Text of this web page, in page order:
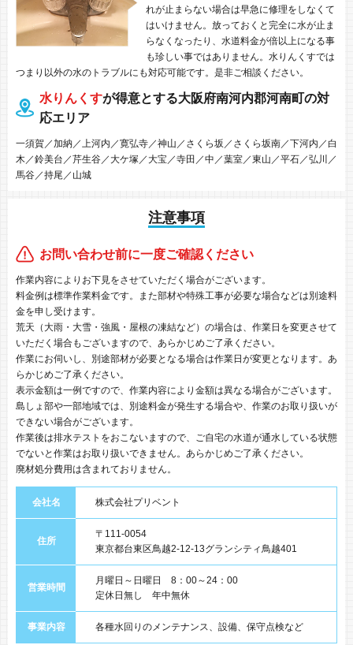
れが止まらない場合は早急に修理をしなくて
はいけません。放っておくと完全に水が止ま
らなくなったり、水道料金が倍以上になる事
も珍しい事ではありません。水りんくすでは
つまり以外の水のトラブルにも対応可能です。是非ご相談ください。
水りんくすが得意とする大阪府南河内郡河南町の対
応エリア
一須賀／加納／上河内／寛弘寺／神山／さくら坂／さくら坂南／下河内／白
木／鈴美台／芹生谷／大ケ塚／大宝／寺田／中／葉室／東山／平石／弘川／
馬谷／持尾／山城
注意事項
お問い合わせ前に一度ご確認ください
作業内容によりお下見をさせていただく場合がございます。
料金例は標準作業料金です。また部材や特殊工事が必要な場合などは別途料
金を申し受けます。
荒天（大雨・大雪・強風・屋根の凍結など）の場合は、作業日を変更させて
いただく場合もございますので、あらかじめご了承ください。
作業にお伺いし、別途部材が必要となる場合は作業日が変更となります。あ
らかじめご了承ください。
表示金額は一例ですので、作業内容により金額は異なる場合がございます。
島しょ部や一部地域では、別途料金が発生する場合や、作業のお取り扱いが
できない場合がございます。
作業後は排水テストをおこないますので、ご自宅の水道が通水している状態
でないと作業はお取り扱いできません。あらかじめご了承ください。
廃材処分費用は含まれておりません。
会社名 株式会社プリベント
住所
〒111-0054
東京都台東区鳥越2-12-13グランシティ鳥越401
営業時間
月曜日～日曜日 8：00～24：00
定休日無し 年中無休
事業内容 各種水回りのメンテナンス、設備、保守点検など